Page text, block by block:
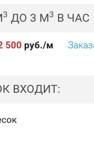
3 ДО 3 М3 В ЧАС
500 руб./м
ВХОДИТ: